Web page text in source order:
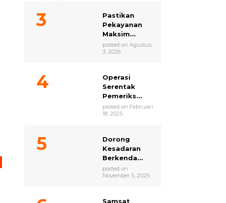
Pastikan
Pekayanan
Maksim...
posted on Agustus
3, 2026
Operasi
Serentak
Pemeriks...
posted on Februari
18, 2025
Dorong
Kesadaran
Berkenda...
posted on
November 5, 2025
Samsat